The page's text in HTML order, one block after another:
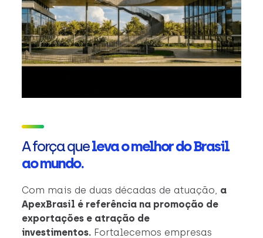
A força queleva o melhor do Brasil
ao mundo.
Com mais de duas décadas de atuação, a
ApexBrasil é referência na promoção de
exportações e atração de
investimentos. Fortalecemos empresas